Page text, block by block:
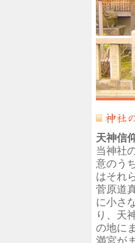
天神信
当神社
意のう
はそれ
菅原道
に小さ
り、天
の地に